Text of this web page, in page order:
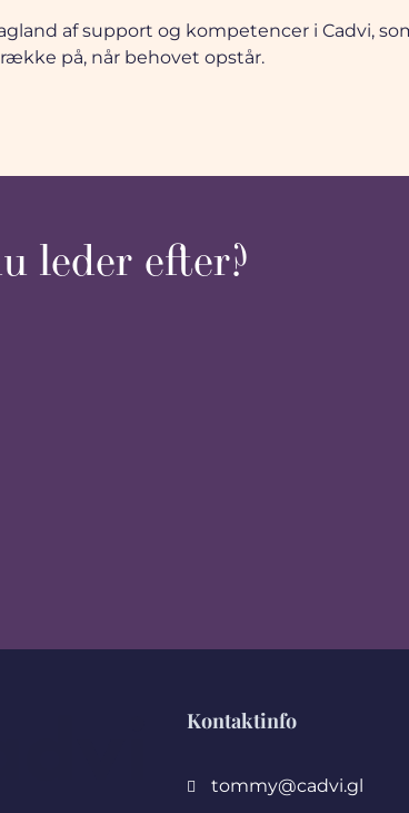
af support og kompetencer i Cadvi,
på, når behovet opstår.
leder efter?
Kontaktinfo
tommy@cadvi.gl